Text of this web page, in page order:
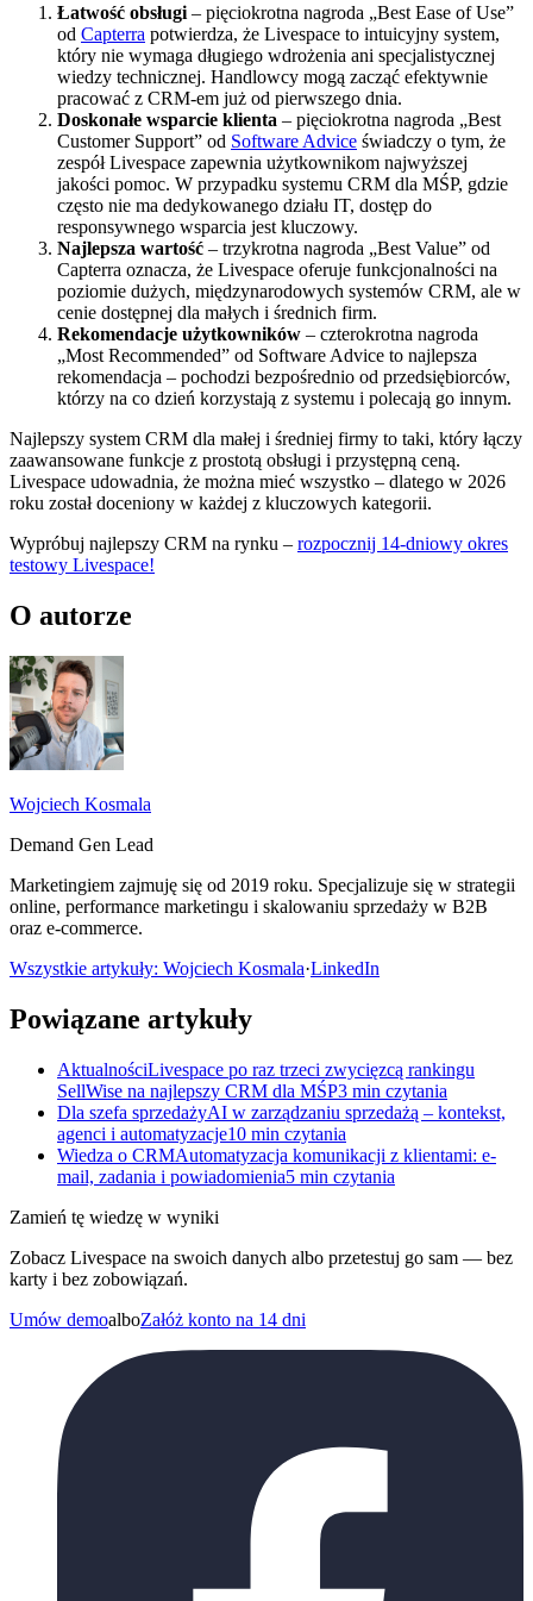
Łatwość obsługi – pięciokrotna nagroda „Best Ease of Use”
od Capterra potwierdza, że Livespace to intuicyjny system,
który nie wymaga długiego wdrożenia ani specjalistycznej
wiedzy technicznej. Handlowcy mogą zacząć efektywnie
pracować z CRM-em już od pierwszego dnia.
Doskonałe wsparcie klienta – pięciokrotna nagroda „Best
Customer Support” od Software Advice świadczy o tym, że
zespół Livespace zapewnia użytkownikom najwyższej
jakości pomoc. W przypadku systemu CRM dla MŚP, gdzie
często nie ma dedykowanego działu IT, dostęp do
responsywnego wsparcia jest kluczowy.
Najlepsza wartość – trzykrotna nagroda „Best Value” od
Capterra oznacza, że Livespace oferuje funkcjonalności na
poziomie dużych, międzynarodowych systemów CRM, ale w
cenie dostępnej dla małych i średnich firm.
Rekomendacje użytkowników – czterokrotna nagroda
„Most Recommended” od Software Advice to najlepsza
rekomendacja – pochodzi bezpośrednio od przedsiębiorców,
którzy na co dzień korzystają z systemu i polecają go innym.
Najlepszy system CRM dla małej i średniej firmy to taki, który łączy
zaawansowane funkcje z prostotą obsługi i przystępną ceną.
Livespace udowadnia, że można mieć wszystko – dlatego w 2026
roku został doceniony w każdej z kluczowych kategorii.
Wypróbuj najlepszy CRM na rynku – rozpocznij 14-dniowy okres
testowy Livespace!
O autorze
Wojciech Kosmala
Demand Gen Lead
Marketingiem zajmuję się od 2019 roku. Specjalizuje się w strategii
online, performance marketingu i skalowaniu sprzedaży w B2B
oraz e-commerce.
Wszystkie artykuły: Wojciech Kosmala·LinkedIn
Powiązane artykuły
AktualnościLivespace po raz trzeci zwycięzcą rankingu
SellWise na najlepszy CRM dla MŚP3 min czytania
Dla szefa sprzedażyAI w zarządzaniu sprzedażą – kontekst,
agenci i automatyzacje10 min czytania
Wiedza o CRMAutomatyzacja komunikacji z klientami: e-
mail, zadania i powiadomienia5 min czytania
Zamień tę wiedzę w wyniki
Zobacz Livespace na swoich danych albo przetestuj go sam — bez
karty i bez zobowiązań.
Umów demoalboZałóż konto na 14 dni